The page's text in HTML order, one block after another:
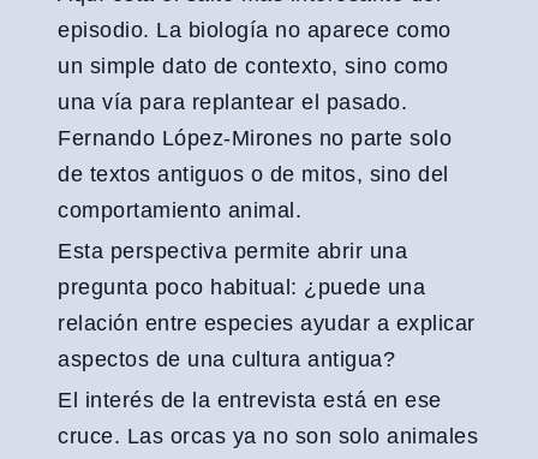
episodio. La biología no aparece como
un simple dato de contexto, sino como
una vía para replantear el pasado.
Fernando López-Mirones no parte solo
de textos antiguos o de mitos, sino del
comportamiento animal.
Esta perspectiva permite abrir una
pregunta poco habitual: ¿puede una
relación entre especies ayudar a explicar
aspectos de una cultura antigua?
El interés de la entrevista está en ese
cruce. Las orcas ya no son solo animales